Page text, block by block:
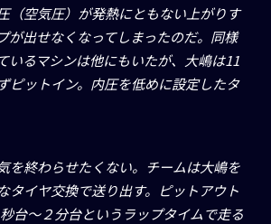
（空気圧）が発熱にともない上がりす
が出せなくなってしまったのだ。同様
いるマシンは他にもいたが、大嶋は11
ピットイン。内圧を低めに設定したタ
を終わらせたくない。チームは大嶋を
タイヤ交換で送り出す。ピットアウト
秒台〜２分台というラップタイムで走る